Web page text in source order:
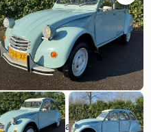
Bewaren
Mijn
Favorieten
Thomas Automotive